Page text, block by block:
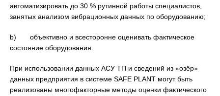
автоматизировать до 30 % рутинной работы специалистов,
занятых анализом вибрационных данных по оборудованию;
b) объективно и всесторонне оценивать фактическое
состояние оборудования.
При использовании данных АСУ ТП и сведений из «озёр»
данных предприятия в системе SAFE PLANT могут быть
реализованы многофакторные методы оценки фактического